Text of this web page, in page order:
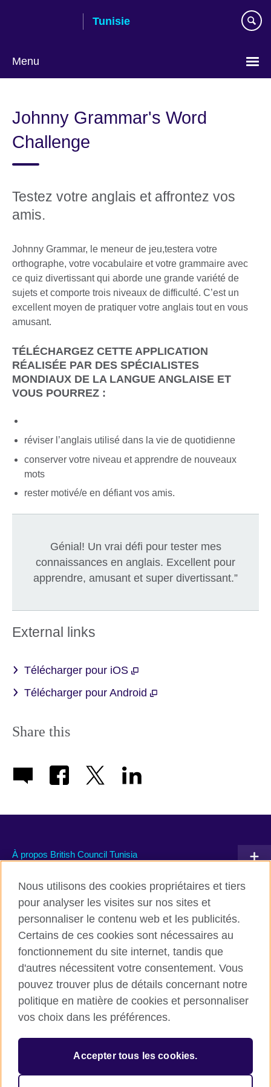
Tunisie
Menu
language
Johnny Grammar's Word
Challenge
Testez votre anglais et affrontez vos
amis.
Johnny Grammar, le meneur de jeu,testera votre
orthographe, votre vocabulaire et votre grammaire avec
ce quiz divertissant qui aborde une grande variété de
sujets et comporte trois niveaux de difficulté. C’est un
excellent moyen de pratiquer votre anglais tout en vous
amusant.
TÉLÉCHARGEZ CETTE APPLICATION
RÉALISÉE PAR DES SPÉCIALISTES
MONDIAUX DE LA LANGUE ANGLAISE ET
VOUS POURREZ :
réviser l’anglais utilisé dans la vie de quotidienne
conserver votre niveau et apprendre de nouveaux
mots
rester motivé/e en défiant vos amis.
Génial! Un vrai défi pour tester mes
connaissances en anglais. Excellent pour
apprendre, amusant et super divertissant.”
External links
Télécharger pour iOS
Télécharger pour Android
Share this
À propos British Council Tunisia
Communiquez avec nous
TikTok
British Council global
Conditions d’utilisation et protection des données
Cookies
Nous utilisons des cookies propriétaires et tiers
pour analyser les visites sur nos sites et
personnaliser le contenu web et les publicités.
Certains de ces cookies sont nécessaires au
fonctionnement du site internet, tandis que
d'autres nécessitent votre consentement. Vous
pouvez trouver plus de détails concernant notre
politique en matière de cookies et personnaliser
vos choix dans les préférences.
Accepter tous les cookies.